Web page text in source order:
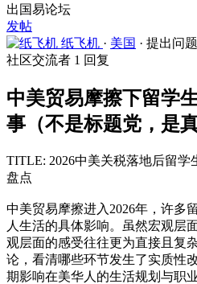
出国易论坛
发帖
纸飞机 · 美国 · 提出问题
社区交流者 1 回复
中美贸易摩擦下留学
事（不是标题党，是
TITLE: 2026中美关税落地后留
盘点
中美贸易摩擦进入2026年，许多
人生活的具体影响。虽然宏观层
观层面的感受往往更为直接且复
论，看清哪些环节发生了实质性
期影响在美华人的生活规划与职业